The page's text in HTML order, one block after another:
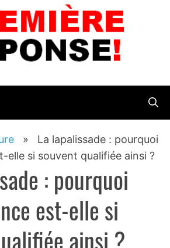
» La lapalissade : pourquoi
elle si souvent qualifiée ainsi ?
: pourquoi
est-elle si
ainsi ?